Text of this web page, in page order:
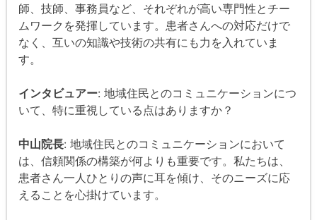
師、技師、事務員など、それぞれが高い専門性とチー
ムワークを発揮しています。患者さんへの対応だけで
なく、互いの知識や技術の共有にも力を入れていま
す。
インタビュアー: 地域住民とのコミュニケーションにつ
いて、特に重視している点はありますか？
中山院長: 地域住民とのコミュニケーションにおいて
は、信頼関係の構築が何よりも重要です。私たちは、
患者さん一人ひとりの声に耳を傾け、そのニーズに応
えることを心掛けています。